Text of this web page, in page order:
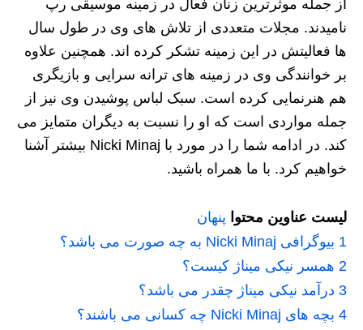
از جمله موثرترین زنان فعال در زمینه موسیقی رپ
نامیدند. مجلات متعددی از تلاش های وی در طول سال
ها فعالیتش در این زمینه تشکر کرده اند. همچنین علاوه
بر خوانندگی وی در زمینه های ترانه سرایی و بازیگری
هم هنرنمایی کرده است. سبک لباس پوشیدن وی نیز از
جمله مواردی است که او را نسبت به دیگران متمایز می
کند. در ادامه شما را در مورد با Nicki Minaj بیشتر آشنا
خواهیم کرد. با ما همراه باشید.
لیست عناوین محتوا پنهان
1 بیوگرافی Nicki Minaj به چه صورت می باشد؟
2 همسر نیکی میناژ کیست؟
3 درآمد نیکی میناژ چقدر می باشد؟
4 بچه های Nicki Minaj چه کسانی می باشند؟